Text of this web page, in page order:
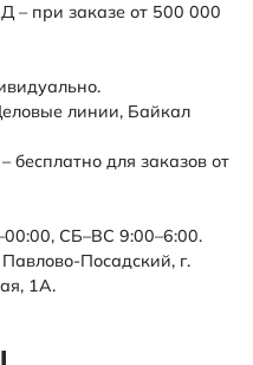
– при заказе от 500 000
линии, Байкал
бесплатно для заказов от
СБ–ВС 9:00–6:00.
Посадский, г.
1А.